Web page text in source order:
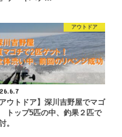
アウトドア
アウトドア】深川吉野屋でマゴ
トップ5匹の中、釣果２匹で
。